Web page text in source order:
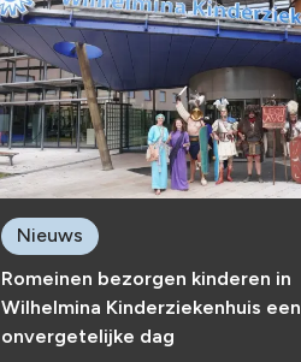
Romeinen bezorgen kinderen in
Wilhelmina Kinderziekenhuis een
onvergetelijke dag
Nieuws